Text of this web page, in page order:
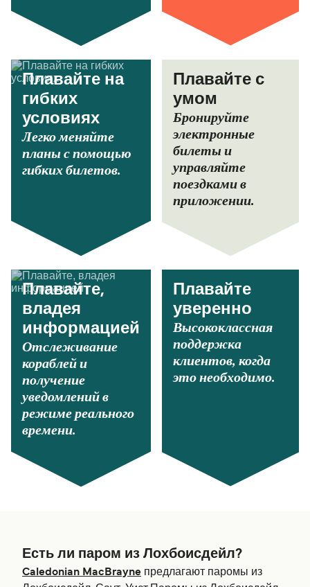
Плавайте на
гибких
условиях
Легко меняйте
планы с помощью
гибких билетов.
Плавайте с
умом
Бронируйте
электронные
билеты и
управляйте
поездками в
приложении.
Плавайте,
владея
информацией
Отслеживание
кораблей и
получение
уведомлений в
режиме реального
времени.
Плавайте
уверенно
Высококлассная
поддержка
клиентов, когда
это необходимо.
Есть ли паром из Лохбоисдейл?
Caledonian MacBrayne предлагают паромы из